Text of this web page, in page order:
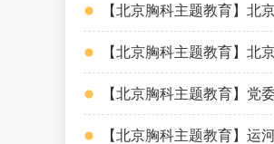
【北京胸科主题教育】北
【北京胸科主题教育】北
【北京胸科主题教育】党
【北京胸科主题教育】